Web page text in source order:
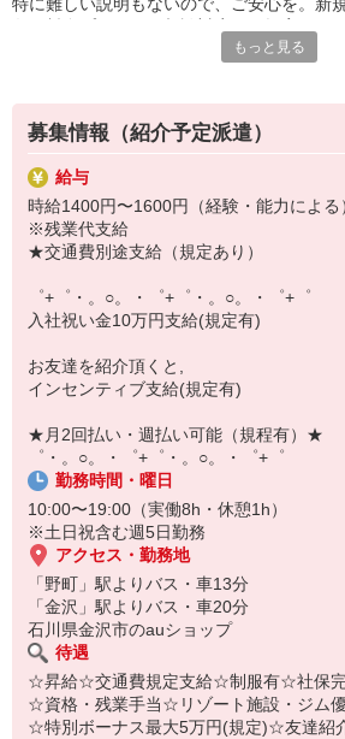
皆で一緒にステップアップしましょう♪
【選べるお仕事いろいろ】
▼オフィスワーク
事務、経理、データ入力、コールセンタ
▼工場・製造・軽作業系
機械/食品製造・梱包・仕分け・加工・組
▼美容系
眉毛サロンのアイブロウ・ネイリスト・
▼営業・販売
法人営業・アパレル販売・個別指導塾・
▼人気案件も多数♪
短期・期間限定・オープニング・官公庁
上場/優良/大手企業など
【スマホ面接実施中】
￣￣￣￣￣￣￣￣￣
自宅に居ながらスマホでカンタン面接OK！
オンライン面談なのでスピード対応。
満足度◎
■携帯やインターネット販売業務
docomo(ドコモ)/au(エーユー)・KDDI/
の大手キャリアから
ワイモバイル(Y!mobille)、楽天モバイル、
広く紹介可能♪
もっと見る
募集情報（紹介予定派遣）
給与
時給1400円〜1600円（経験・能力による
※残業代支給
★交通費別途支給（規定あり）
゜+゜・。○。・゜+゜・。○。・゜+゜
入社祝い金10万円支給(規定有)
お友達を紹介頂くと,
インセンティブ支給(規定有)
★月2回払い・週払い可能（規程有）★
゜・。○。・゜+゜・。○。・゜+゜
勤務時間・曜日
10:00〜19:00（実働8h・休憩1h）
※土日祝含む週5日勤務
アクセス・勤務地
「野町」駅よりバス・車13分
「金沢」駅よりバス・車20分
石川県金沢市のauショップ
待遇
☆昇給☆交通費規定支給☆制服有☆社保
☆資格・残業手当☆リゾート施設・ジム
☆特別ボーナス最大5万円(規定)☆友達紹